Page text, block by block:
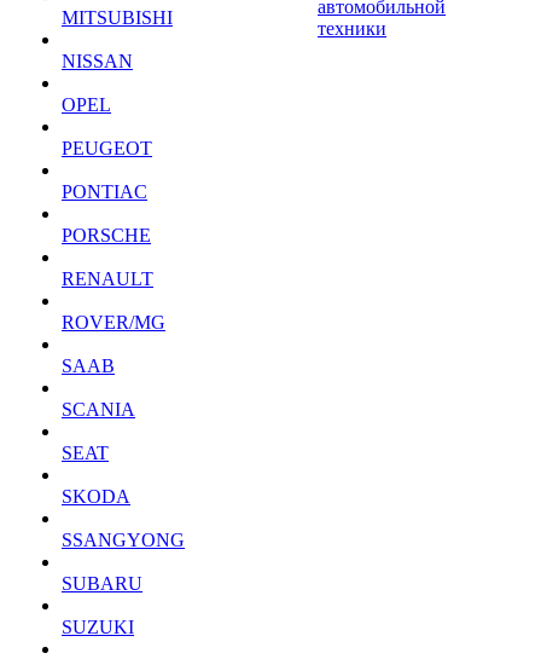
MITSUBISHI
NISSAN
OPEL
PEUGEOT
PONTIAC
PORSCHE
RENAULT
ROVER/MG
SAAB
SCANIA
SEAT
SKODA
SSANGYONG
SUBARU
SUZUKI
автомобильной
техники